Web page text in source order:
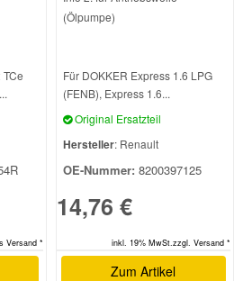
Versand *
(Ölpumpe)
Für DOKKER Express 1.6 LPG
(FENB), Express 1.6...
Original Ersatzteil
Hersteller: Renault
OE-Nummer: 8200397125
14,76 €
inkl. 19% MwSt.zzgl. Versand *
Zum Artikel